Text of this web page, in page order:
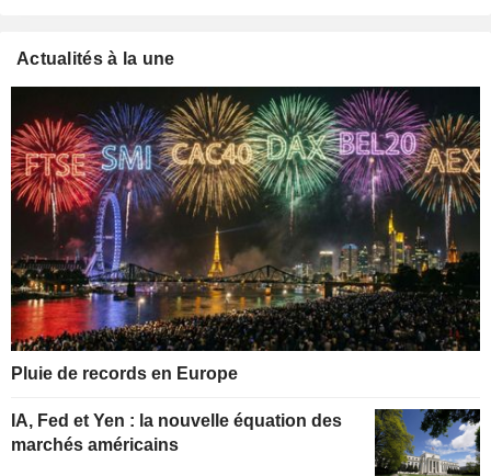
Actualités à la une
Pluie de records en Europe
IA, Fed et Yen : la nouvelle équation des
marchés américains